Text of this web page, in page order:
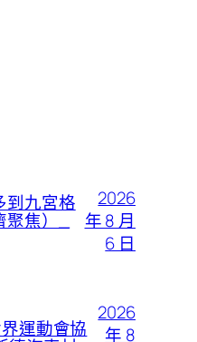
到九宮格
焦）_
2026
年 8 月
6 日
運動會協
2026
年 8